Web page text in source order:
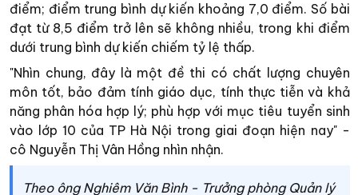
điểm; điểm trung bình dự kiến khoảng 7,0 điểm. Số bài
đạt từ 8,5 điểm trở lên sẽ không nhiều, trong khi điểm
dưới trung bình dự kiến chiếm tỷ lệ thấp.
"Nhìn chung, đây là một đề thi có chất lượng chuyên
môn tốt, bảo đảm tính giáo dục, tính thực tiễn và khả
năng phân hóa hợp lý; phù hợp với mục tiêu tuyển sinh
vào lớp 10 của TP Hà Nội trong giai đoạn hiện nay" -
cô Nguyễn Thị Vân Hồng nhìn nhận.
Theo ông Nghiêm Văn Bình - Trưởng phòng Quản lý